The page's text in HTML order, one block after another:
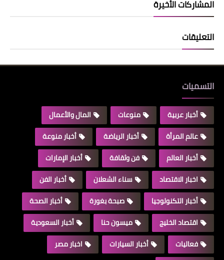
المشاركات الأخيرة
التعليقات
التسميات
أخبار عربية منوعات
المال والأعمال
عالم المرأة
أخبار الرياضة
أخبار منوعة
أخبار العالم
فن وثقافة
أخبار الإمارات
اخبار الاقتصاد
سناء الشعلان
أخبار الفن
أخبار التكنولوجيا
صبحة بغورة
أخبار الصحة
اقتصاد الخليج
ميسون حنا
أخبار السعودية
فعاليات
أخبار السيارات
اخبار مصر